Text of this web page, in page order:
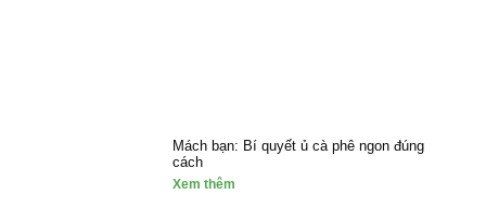
Mách bạn: Bí quyết ủ cà phê ngon đúng
cách
Xem thêm